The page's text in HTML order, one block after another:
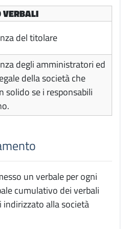
VERBALI
del titolare
degli amministratori ed
della società che
solido se i responsabili
un verbale per ogni
cumulativo dei verbali
indirizzato alla società